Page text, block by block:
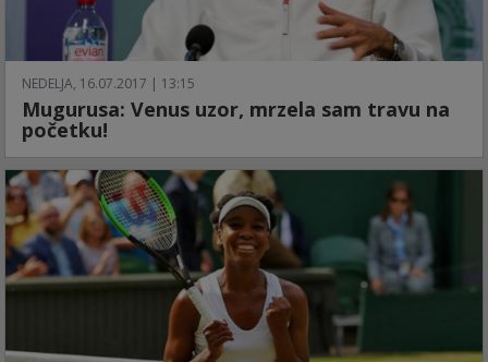
NEDELJA, 16.07.2017 | 13:15
Mugurusa: Venus uzor, mrzela sam travu na
početku!